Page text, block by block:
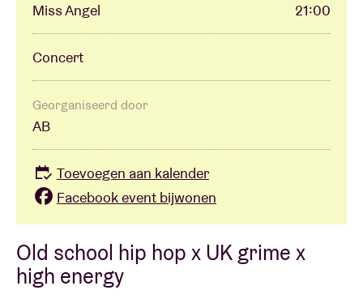
Contact
Old school hip hop x UK grime x
high energy
Miss Angel
21:00
Concert
Georganiseerd door
AB
Toevoegen aan kalender
Facebook event bijwonen